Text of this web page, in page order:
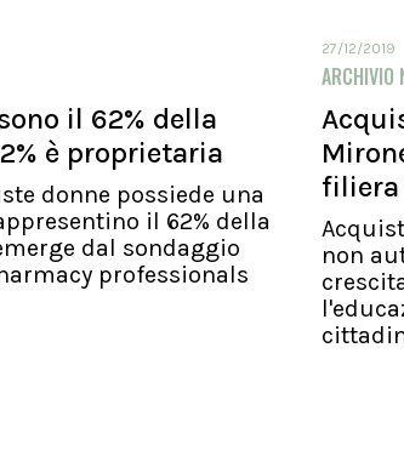
il 62% della
è proprietaria
donne possiede una
il 62% della
dal sondaggio
professionals
27/12/2019
ARCHIVIO
non